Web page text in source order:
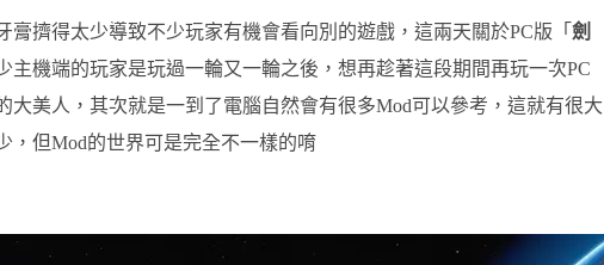
擠得太少導致不少玩家有機會看向別的遊戲，這兩天關於PC版「 劍
主機端的玩家是玩過一輪又一輪之後，想再趁著這段期間再玩一次PC
大美人，其次就是一到了電腦自然會有很多Mod可以參考，這就有很
，但Mod的世界可是完全不一樣的唷